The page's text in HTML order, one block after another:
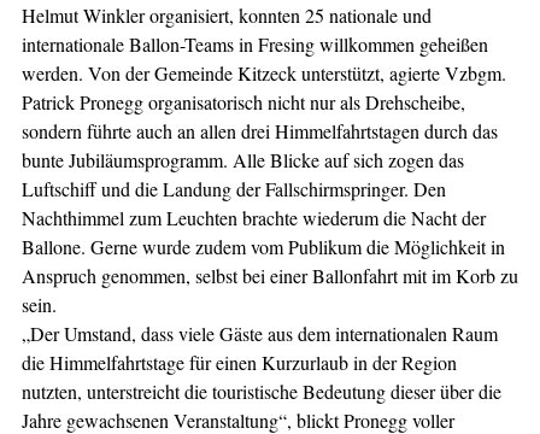
Helmut Winkler organisiert, konnten 25 nationale und
internationale Ballon-Teams in Fresing willkommen geheißen
werden. Von der Gemeinde Kitzeck unterstützt, agierte Vzbgm.
Patrick Pronegg organisatorisch nicht nur als Drehscheibe,
sondern führte auch an allen drei Himmelfahrtstagen durch das
bunte Jubiläumsprogramm. Alle Blicke auf sich zogen das
Luftschiff und die Landung der Fallschirmspringer. Den
Nachthimmel zum Leuchten brachte wiederum die Nacht der
Ballone. Gerne wurde zudem vom Publikum die Möglichkeit in
Anspruch genommen, selbst bei einer Ballonfahrt mit im Korb zu
sein.
„Der Umstand, dass viele Gäste aus dem internationalen Raum
die Himmelfahrtstage für einen Kurzurlaub in der Region
nutzten, unterstreicht die touristische Bedeutung dieser über die
Jahre gewachsenen Veranstaltung“, blickt Pronegg voller